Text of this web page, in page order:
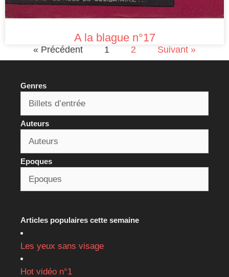
A la blague n°17
« Précédent 1 2 Suivant »
Genres
Auteurs
Epoques
Articles populaires cette semaine
Les yeux sans visage
Hot vidéo n°1